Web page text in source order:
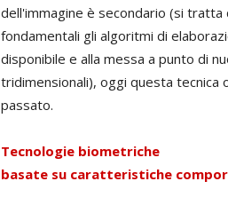
dell'immagine è secondario (si
fondamentali gli algoritmi di
disponibile e alla messa a punto di
tridimensionali), oggi questa
passato.
Tecnologie biometriche
basate su caratteristiche